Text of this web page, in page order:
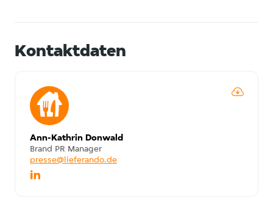
Kontaktdaten
Ann-Kathrin Donwald
Brand PR Manager
presse@lieferando.de